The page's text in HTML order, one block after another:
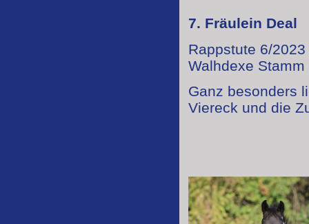
7. Fräulein Deal
Rappstute 6/
Walhdexe Stamm
Ganz besonders
Viereck und die